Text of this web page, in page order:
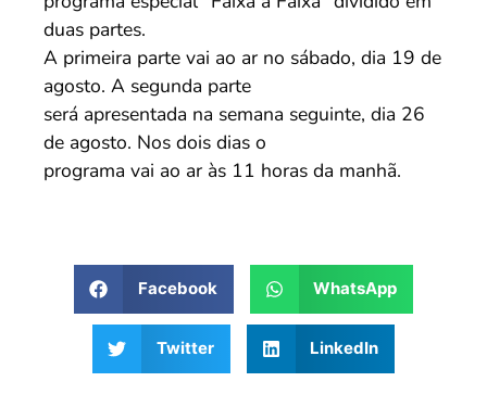
duas partes.
A primeira parte vai ao ar no sábado, dia 19 de
agosto. A segunda parte
será apresentada na semana seguinte, dia 26
de agosto. Nos dois dias o
programa vai ao ar às 11 horas da manhã.
Facebook WhatsApp
Twitter LinkedIn